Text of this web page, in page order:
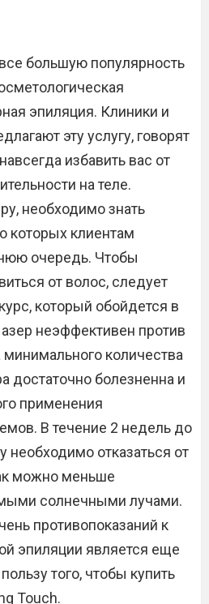
большую популярность
эпиляция. Клиники и
эту услугу, говорят
избавить вас от
на теле.
необходимо знать
которых клиентам
очередь. Чтобы
от волос, следует
который обойдется в
неэффективен против
количества
достаточно болезненна и
применения
В течение 2 недель до
необходимо отказаться от
можно меньше
солнечными лучами.
противопоказаний к
эпиляции является еще
того, чтобы купить
Touch.